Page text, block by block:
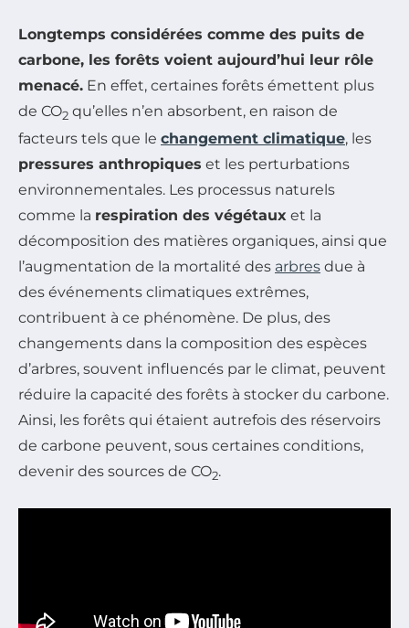
Longtemps considérées comme des puits de
carbone, les forêts voient aujourd’hui leur rôle
menacé. En effet, certaines forêts émettent plus
de CO2 qu’elles n’en absorbent, en raison de
facteurs tels que le changement climatique, les
pressures anthropiques et les perturbations
environnementales. Les processus naturels
comme la respiration des végétaux et la
décomposition des matières organiques, ainsi que
l’augmentation de la mortalité des arbres due à
des événements climatiques extrêmes,
contribuent à ce phénomène. De plus, des
changements dans la composition des espèces
d’arbres, souvent influencés par le climat, peuvent
réduire la capacité des forêts à stocker du carbone.
Ainsi, les forêts qui étaient autrefois des réservoirs
de carbone peuvent, sous certaines conditions,
devenir des sources de CO2.